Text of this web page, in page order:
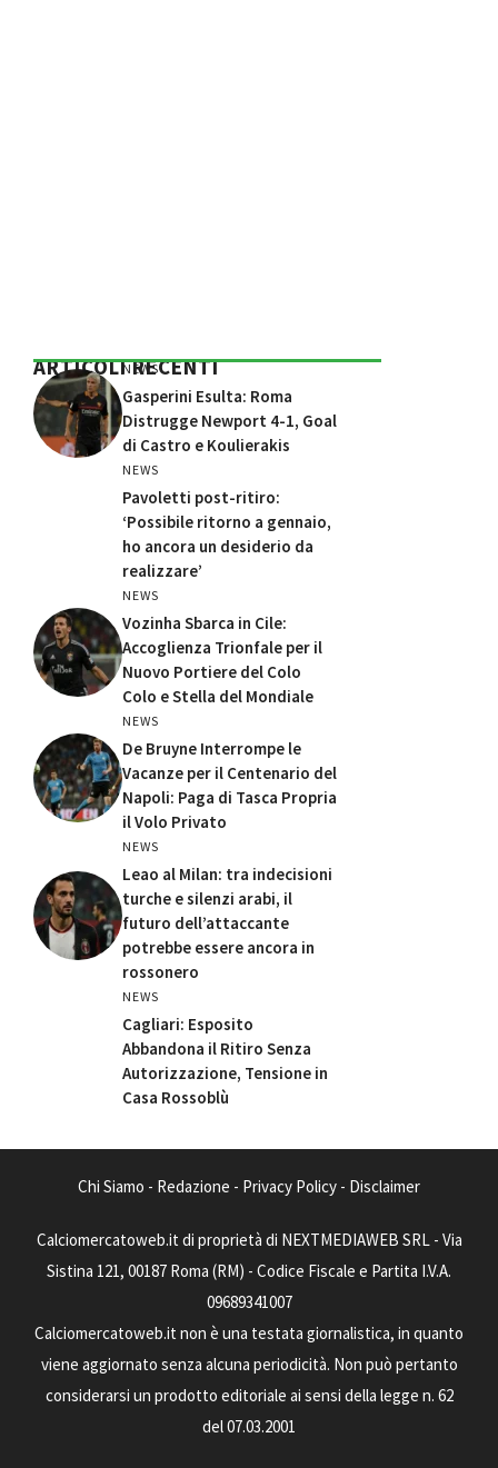
ARTICOLI RECENTI
NEWS
Gasperini Esulta: Roma
Distrugge Newport 4-1, Goal
di Castro e Koulierakis
NEWS
Pavoletti post-ritiro:
‘Possibile ritorno a gennaio,
ho ancora un desiderio da
realizzare’
NEWS
Vozinha Sbarca in Cile:
Accoglienza Trionfale per il
Nuovo Portiere del Colo
Colo e Stella del Mondiale
NEWS
De Bruyne Interrompe le
Vacanze per il Centenario del
Napoli: Paga di Tasca Propria
il Volo Privato
NEWS
Leao al Milan: tra indecisioni
turche e silenzi arabi, il
futuro dell’attaccante
potrebbe essere ancora in
rossonero
NEWS
Cagliari: Esposito
Abbandona il Ritiro Senza
Autorizzazione, Tensione in
Casa Rossoblù
Chi Siamo - Redazione - Privacy Policy - Disclaimer
Calciomercatoweb.it di proprietà di NEXTMEDIAWEB SRL - Via
Sistina 121, 00187 Roma (RM) - Codice Fiscale e Partita I.V.A.
09689341007
Calciomercatoweb.it non è una testata giornalistica, in quanto
viene aggiornato senza alcuna periodicità. Non può pertanto
considerarsi un prodotto editoriale ai sensi della legge n. 62
del 07.03.2001